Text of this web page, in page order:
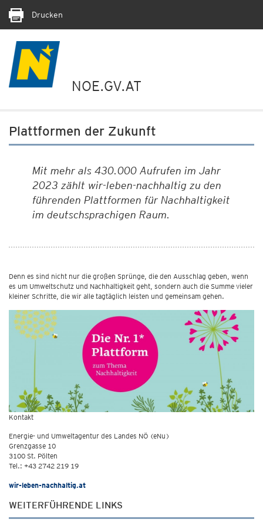
Drucken
NOE.GV.AT
Plattformen der Zukunft
Mit mehr als 430.000 Aufrufen im Jahr
2023 zählt wir-leben-nachhaltig zu den
führenden Plattformen für Nachhaltigkeit
im deutschsprachigen Raum.
Denn es sind nicht nur die großen Sprünge, die den Ausschlag geben, wenn
es um Umweltschutz und Nachhaltigkeit geht, sondern auch die Summe vieler
kleiner Schritte, die wir alle tagtäglich leisten und gemeinsam gehen.
Kontakt
Energie- und Umweltagentur des Landes NÖ (eNu)
Grenzgasse 10
3100 St. Pölten
Tel.: +43 2742 219 19
wir-leben-nachhaltig.at
WEITERFÜHRENDE LINKS